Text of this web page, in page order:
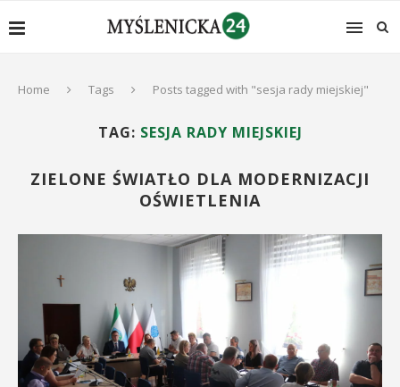
Home Tags Posts tagged with "sesja rady miejskiej"
TAG: SESJA RADY MIEJSKIEJ
ZIELONE ŚWIATŁO DLA MODERNIZACJI
OŚWIETLENIA